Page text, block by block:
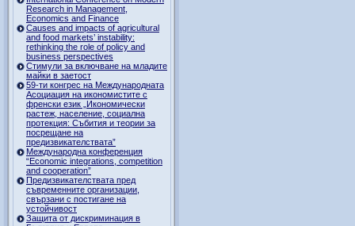
Research in Management,
Economics and Finance
Causes and impacts of agricultural
and food markets’ instability:
rethinking the role of policy and
business perspectives
Стимули за включване на младите
майки в заетост
59-ти конгрес на Международната
Асоциация на икономистите с
френски език „Икономически
растеж, население, социална
протекция: Събития и теории за
посрещане на
предизвикателствата”
Международна конференция
“Economic integrations, competition
and cooperation”
Предизвикателствата пред
съвременните организации,
свързани с постигане на
устойчивост
Защита от дискриминация в